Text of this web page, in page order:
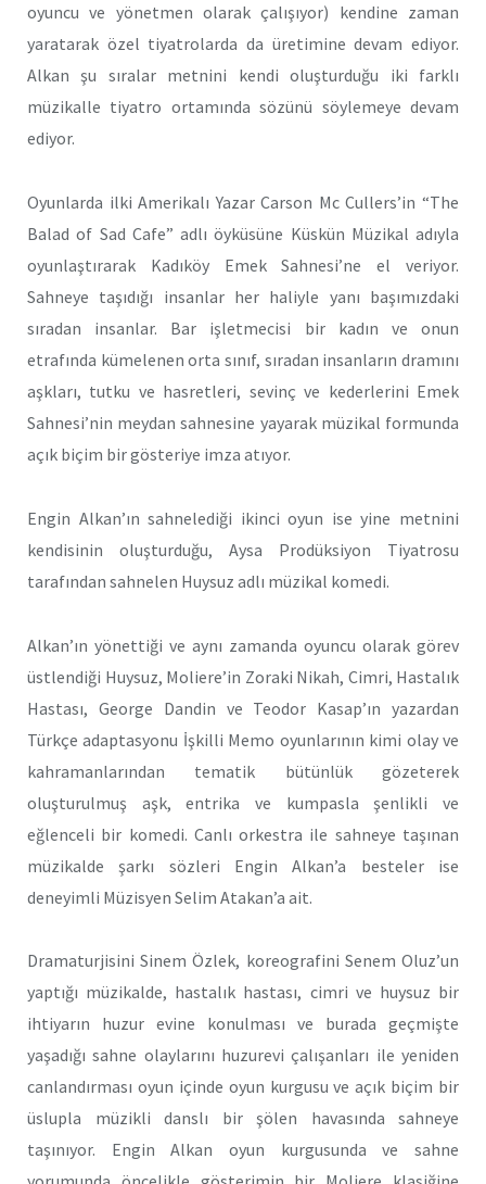
oyuncu ve yönetmen olarak çalışıyor) kendine zaman
yaratarak özel tiyatrolarda da üretimine devam ediyor.
Alkan şu sıralar metnini kendi oluşturduğu iki farklı
müzikalle tiyatro ortamında sözünü söylemeye devam
ediyor.
Oyunlarda ilki Amerikalı Yazar Carson Mc Cullers’in “The
Balad of Sad Cafe” adlı öyküsüne Küskün Müzikal adıyla
oyunlaştırarak Kadıköy Emek Sahnesi’ne el veriyor.
Sahneye taşıdığı insanlar her haliyle yanı başımızdaki
sıradan insanlar. Bar işletmecisi bir kadın ve onun
etrafında kümelenen orta sınıf, sıradan insanların dramını
aşkları, tutku ve hasretleri, sevinç ve kederlerini Emek
Sahnesi’nin meydan sahnesine yayarak müzikal formunda
açık biçim bir gösteriye imza atıyor.
Engin Alkan’ın sahnelediği ikinci oyun ise yine metnini
kendisinin oluşturduğu, Aysa Prodüksiyon Tiyatrosu
tarafından sahnelen Huysuz adlı müzikal komedi.
Alkan’ın yönettiği ve aynı zamanda oyuncu olarak görev
üstlendiği Huysuz, Moliere’in Zoraki Nikah, Cimri, Hastalık
Hastası, George Dandin ve Teodor Kasap’ın yazardan
Türkçe adaptasyonu İşkilli Memo oyunlarının kimi olay ve
kahramanlarından tematik bütünlük gözeterek
oluşturulmuş aşk, entrika ve kumpasla şenlikli ve
eğlenceli bir komedi. Canlı orkestra ile sahneye taşınan
müzikalde şarkı sözleri Engin Alkan’a besteler ise
deneyimli Müzisyen Selim Atakan’a ait.
Dramaturjisini Sinem Özlek, koreografini Senem Oluz’un
yaptığı müzikalde, hastalık hastası, cimri ve huysuz bir
ihtiyarın huzur evine konulması ve burada geçmişte
yaşadığı sahne olaylarını huzurevi çalışanları ile yeniden
canlandırması oyun içinde oyun kurgusu ve açık biçim bir
üslupla müzikli danslı bir şölen havasında sahneye
taşınıyor. Engin Alkan oyun kurgusunda ve sahne